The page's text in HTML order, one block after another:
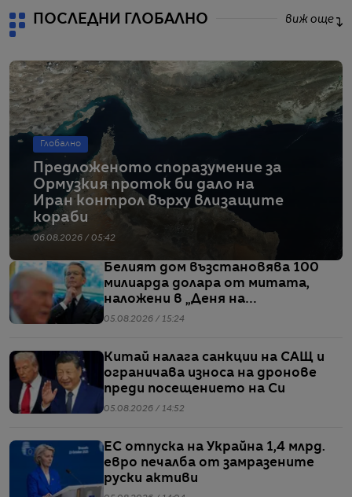
ПОСЛЕДНИ ГЛОБАЛНО виж още
Глобално
Предложеното споразумение за
Ормузкия проток би дало на
Иран контрол върху влизащите
кораби
06.08.2026 / 05:42
Белият дом възстановява 100
милиарда долара от митата,
наложени в „Деня на
освобождението“
05.08.2026 / 15:24
Китай налага санкции на САЩ и
ограничава износа на дронове
преди посещението на Си
05.08.2026 / 14:52
ЕС отпуска на Украйна 1,4 млрд.
евро печалба от замразените
руски активи